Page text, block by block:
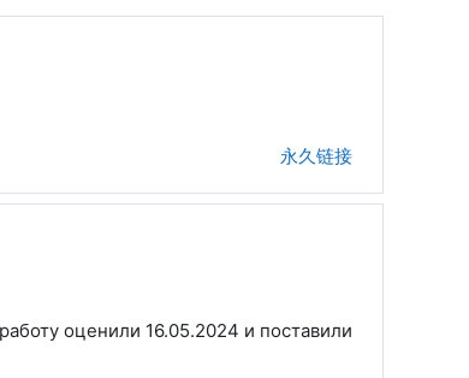
永久链接
оценили 16.05.2024 и поставили